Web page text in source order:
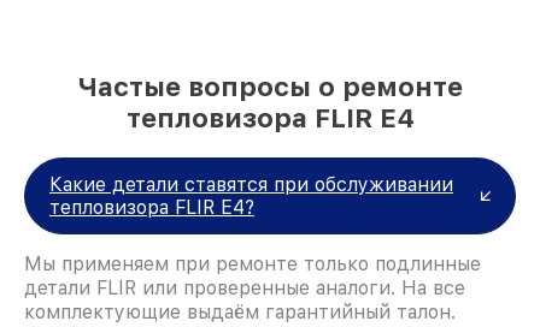
Частые вопросы о ремонте
тепловизора FLIR E4
Какие детали ставятся при обслуживании
тепловизора FLIR E4?
Мы применяем при ремонте только подлинные
детали FLIR или проверенные аналоги. На все
комплектующие выдаём гарантийный талон.